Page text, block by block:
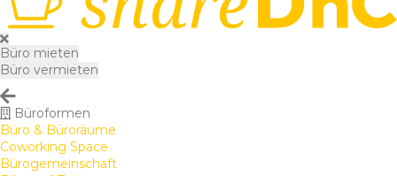
Büro mieten
Büro vermieten
Büroformen
Büro & Büroräume
Coworking Space
Bürogemeinschaft